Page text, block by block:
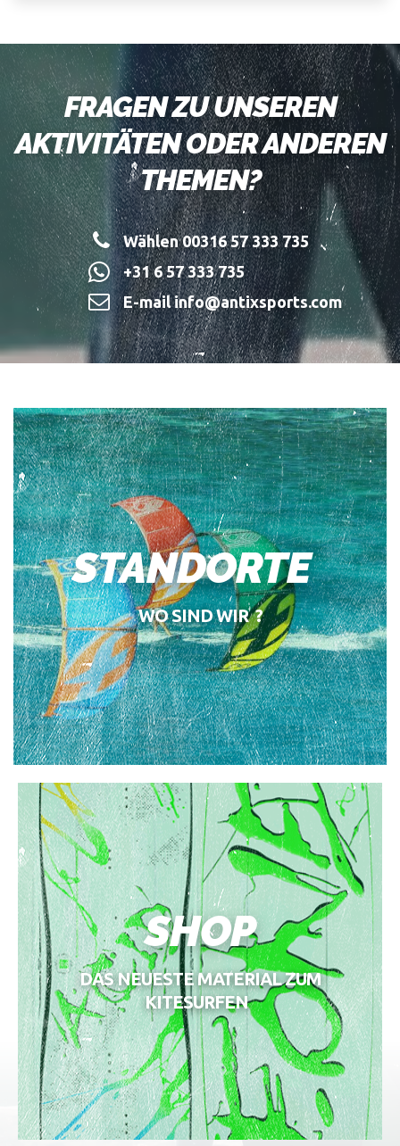
FRAGEN ZU UNSEREN
AKTIVITÄTEN ODER ANDEREN
THEMEN?
Wählen 00316 57 333 735
+31 6 57 333 735
E-mail info@antixsports.com
STANDORTE
WO SIND WIR ?
SHOP
DAS NEUESTE MATERIAL ZUM
KITESURFEN